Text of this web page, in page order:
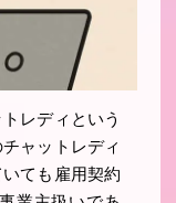
レディという
ャットレディ
ても雇用契約